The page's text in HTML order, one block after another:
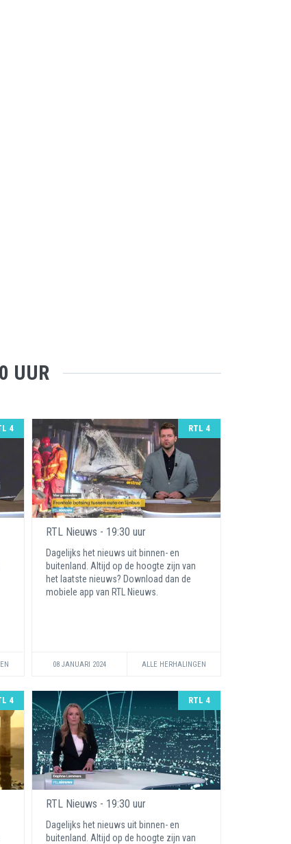
UUR
4 RTL 4
RTL Nieuws - 19:30 uur
Dagelijks het nieuws uit binnen- en
buitenland. Altijd op de hoogte zijn van
het laatste nieuws? Download dan de
mobiele app van RTL Nieuws.
08 JANUARI 2024 ALLE HERHALINGEN
4 RTL 4
RTL Nieuws - 19:30 uur
Dagelijks het nieuws uit binnen- en
buitenland. Altijd op de hoogte zijn van